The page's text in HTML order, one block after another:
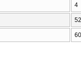
4
52